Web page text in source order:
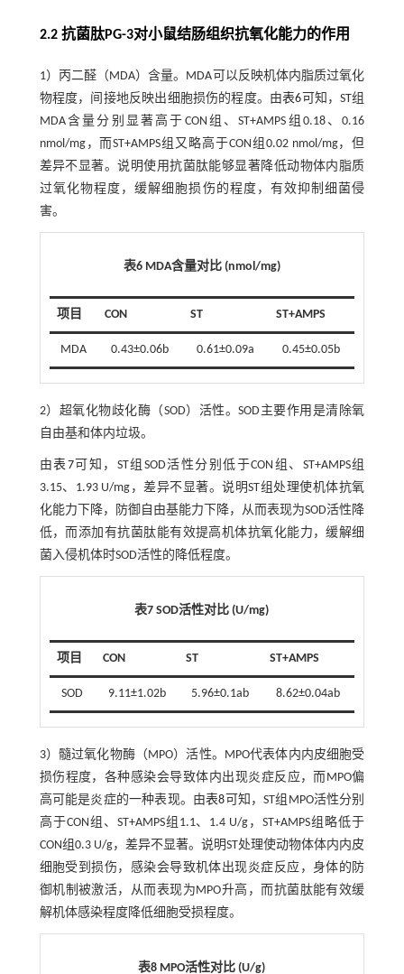
2.2 抗菌肽PG-3对小鼠结肠组织抗氧化能力的作用
1）丙二醛（MDA）含量。MDA可以反映机体内脂质过氧化
物程度，间接地反映出细胞损伤的程度。由表6 可知，ST组
MDA含量分别显著高于CON组、ST+AMPS组0.18、0.16
nmol/mg，而ST+AMPS组又略高于CON组0.02 nmol/mg，但
差异不显著。说明使用抗菌肽能够显著降低动物体内脂质
过氧化物程度，缓解细胞损伤的程度，有效抑制细菌侵
害。
表6 MDA含量对比 (nmol/mg)
项目 CON ST ST+AMPS
MDA 0.43±0.06b 0.61±0.09a 0.45±0.05b
2）超氧化物歧化酶（SOD）活性。SOD主要作用是清除氧
自由基和体内垃圾。
由表7可知，ST组SOD活性分别低于CON组、ST+AMPS组
3.15、1.93 U/mg，差异不显著。说明ST组处理使机体抗氧
化能力下降，防御自由基能力下降，从而表现为SOD活性降
低，而添加有抗菌肽能有效提高机体抗氧化能力，缓解细
菌入侵机体时SOD活性的降低程度。
表7 SOD活性对比 (U/mg)
项目 CON ST ST+AMPS
SOD 9.11±1.02b 5.96±0.1ab 8.62±0.04ab
3）髓过氧化物酶（MPO）活性。MPO代表体内内皮细胞受
损伤程度，各种感染会导致体内出现炎症反应，而MPO偏
高可能是炎症的一种表现。由表8 可知，ST组MPO活性分别
高于CON组、ST+AMPS组1.1、1.4 U/g，ST+AMPS组略低于
CON组0.3 U/g，差异不显著。说明ST处理使动物体体内内皮
细胞受到损伤，感染会导致机体出现炎症反应，身体的防
御机制被激活，从而表现为MPO升高，而抗菌肽能有效缓
解机体感染程度降低细胞受损程度。
表8 MPO活性对比 (U/g)